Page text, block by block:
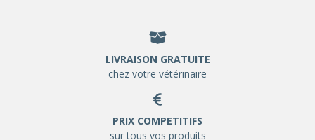
LIVRAISON GRATUITE
chez votre vétérinaire
PRIX COMPETITIFS
sur tous vos produits